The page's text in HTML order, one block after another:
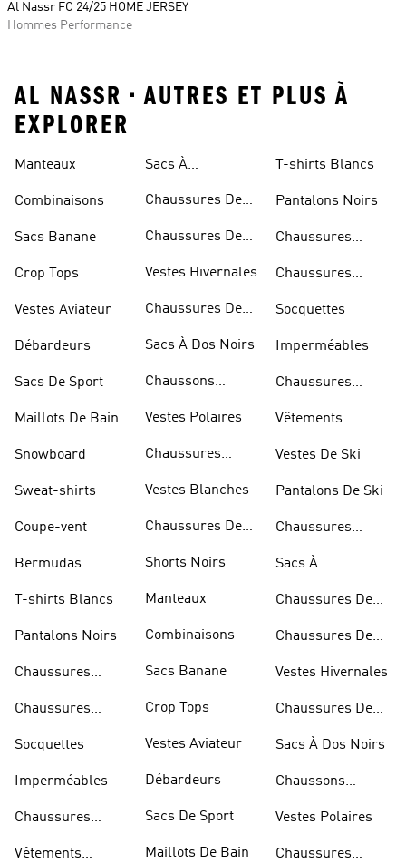
Al Nassr FC 24/25 HOME JERSEY
Hommes Performance
AL NASSR • AUTRES ET PLUS À
EXPLORER
Manteaux
Combinaisons
Sacs Banane
Crop Tops
Vestes Aviateur
Débardeurs
Sacs De Sport
Maillots De Bain
Snowboard
Sweat-shirts
Coupe-vent
Bermudas
T-shirts Blancs
Pantalons Noirs
Chaussures
Chaussures
Socquettes
Imperméables
Chaussures
Vêtements
Sacs À
Chaussures De
Chaussures De
Vestes Hivernales
Chaussures De
Sacs À Dos Noirs
Chaussons
Vestes Polaires
Chaussures
Vestes Blanches
Chaussures De
Shorts Noirs
Manteaux
Combinaisons
Sacs Banane
Crop Tops
Vestes Aviateur
Débardeurs
Sacs De Sport
Maillots De Bain
T-shirts Blancs
Pantalons Noirs
Chaussures
Chaussures
Socquettes
Imperméables
Chaussures
Vêtements
Vestes De Ski
Pantalons De Ski
Chaussures
Sacs À
Chaussures De
Chaussures De
Vestes Hivernales
Chaussures De
Sacs À Dos Noirs
Chaussons
Vestes Polaires
Chaussures